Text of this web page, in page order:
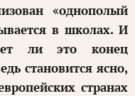
«однополый
в школах. И
ли это конец
становится ясно,
странах